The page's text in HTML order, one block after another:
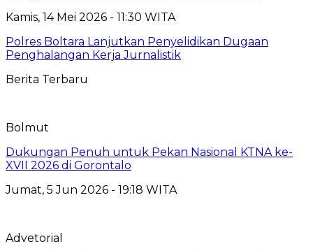
Kamis, 14 Mei 2026 - 11:30 WITA
Polres Boltara Lanjutkan Penyelidikan Dugaan
Penghalangan Kerja Jurnalistik
Berita Terbaru
Bolmut
Dukungan Penuh untuk Pekan Nasional KTNA ke-
XVII 2026 di Gorontalo
Jumat, 5 Jun 2026 - 19:18 WITA
Advetorial